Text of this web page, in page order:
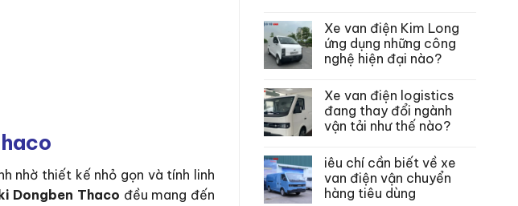
nhờ thiết kế nhỏ gọn và tính linh
Dongben Thaco đều mang đến
Xe van điện Kim Long
ứng dụng những công
nghệ hiện đại nào?
Xe van điện logistics
đang thay đổi ngành
vận tải như thế nào?
iêu chí cần biết về xe
van điện vận chuyển
hàng tiêu dùng